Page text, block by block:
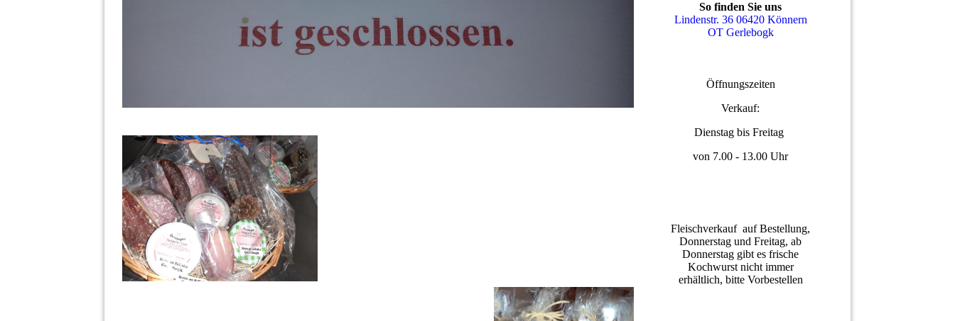
So finden Sie uns
Lindenstr. 36 06420 Könnern
OT Gerlebogk
Öffnungszeiten
Verkauf:
Dienstag bis Freitag
von 7.00 - 13.00 Uhr
Fleischverkauf auf Bestellung,
Donnerstag und Freitag, ab
Donnerstag gibt es frische
Kochwurst nicht immer
erhältlich, bitte Vorbestellen